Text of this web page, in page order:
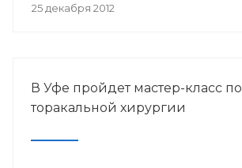
25 декабря 2012
В Уфе пройдет мастер-класс по
торакальной хирургии